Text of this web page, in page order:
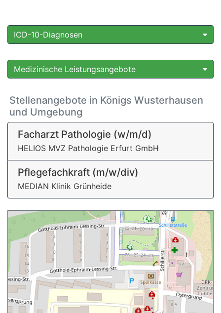
ICD-10-Diagnosen
Medizinische Leistungsangebote
Stellenangebote in Königs Wusterhausen
und Umgebung
Facharzt Pathologie (w/m/d)
HELIOS MVZ Pathologie Erfurt GmbH
Pflegefachkraft (m/w/div)
MEDIAN Klinik Grünheide